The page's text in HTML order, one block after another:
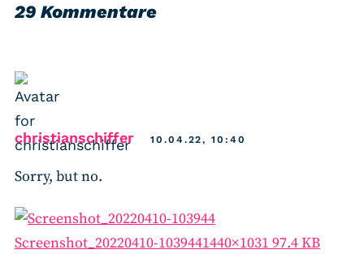
29 Kommentare
christianschiffersays:10.04.22, 10:40
Sorry, but no.
Screenshot_20220410-1039441440×1031 97.4 KB